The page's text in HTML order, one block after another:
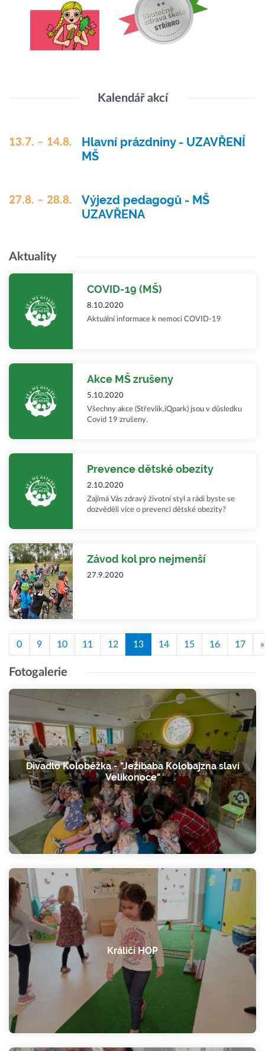
Kalendář akcí
13.7. – 14.8.
Hlavní prázdniny - UZAVŘENÍ
MŠ
27.8. – 28.8.
Výjezd pedagogů - MŠ
UZAVŘENA
Aktuality
COVID-19 (MŠ)
8.10.2020
Aktuální informace k nemoci COVID-19
Akce MŠ zrušeny
5.10.2020
Všechny akce (Střevlík,iQpark) jsou v důsledku
Covid 19 zrušeny.
Prevence dětské obezity
2.10.2020
Zajímá Vás zdravý životní styl a rádi byste se
dozvěděli více o prevenci dětské obezity?
Závod kol pro nejmenší
27.9.2020
0 9 10 11 12 13 14 15 16 17 »
Fotogalerie
Divadlo Koloběžka - "Ježibaba Kolobajzna slaví
Velikonoce"
Králičí HOP